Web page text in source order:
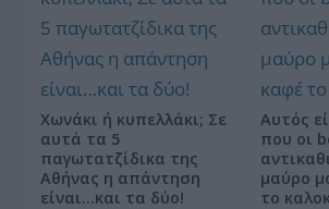
Χωνάκι ή κυπελλάκι; Σε
αυτά τα 5
παγωτατζίδικα της
Αθήνας η απάντηση
είναι…και τα δύο!
Αυτός
που οι
μαύρο
το